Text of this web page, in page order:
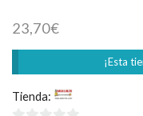
23,70€
¡Esta
Tienda: